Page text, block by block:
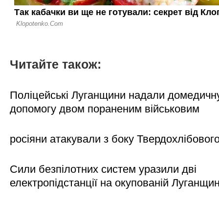
Читайте також:
Поліцейські Луганщини надали
допомогу двом пораненим військовим
росіяни атакували з боку
Сили безпілотних систем уразили дві
електропідстанції на окупованій